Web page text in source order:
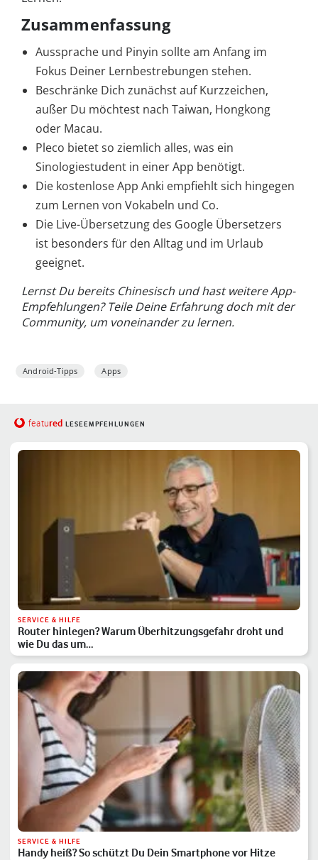
Zusammenfassung
Aussprache und Pinyin sollte am Anfang im
Fokus Deiner Lernbestrebungen stehen.
Beschränke Dich zunächst auf Kurzzeichen,
außer Du möchtest nach Taiwan, Hongkong
oder Macau.
Pleco bietet so ziemlich alles, was ein
Sinologiestudent in einer App benötigt.
Die kostenlose App Anki empfiehlt sich hingegen
zum Lernen von Vokabeln und Co.
Die Live-Übersetzung des Google Übersetzers
ist besonders für den Alltag und im Urlaub
geeignet.
Lernst Du bereits Chinesisch und hast weitere App-
Empfehlungen? Teile Deine Erfahrung doch mit der
Community, um voneinander zu lernen.
Android-Tipps Apps
featured LESEEMPFEHLUNGEN
SERVICE & HILFE
Router hinlegen? Warum Überhitzungsgefahr droht und
wie Du das um…
SERVICE & HILFE
Handy heiß? So schützt Du Dein Smartphone vor Hitze